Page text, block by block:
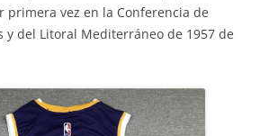
primera vez en la Conferencia de
y del Litoral Mediterráneo de 1957 de